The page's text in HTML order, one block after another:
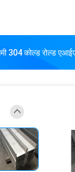
304 कोल्ड रोल्ड